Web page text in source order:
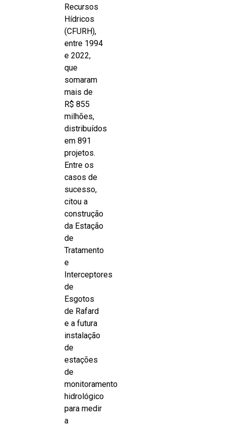
Recursos
Hídricos
(CFURH),
entre 1994
e 2022,
que
somaram
mais de
R$ 855
milhões,
distribuídos
em 891
projetos.
Entre os
casos de
sucesso,
citou a
construção
da Estação
de
Tratamento
e
Interceptores
de
Esgotos
de Rafard
e a futura
instalação
de
estações
de
monitoramento
hidrológico
para medir
a